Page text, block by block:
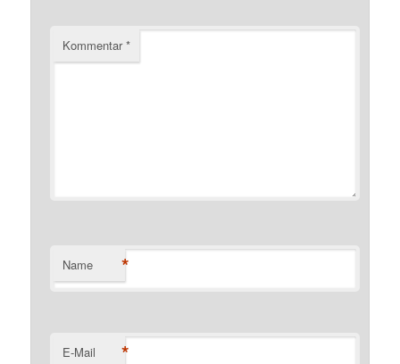
Kommentar*
Name *
E-Mail *